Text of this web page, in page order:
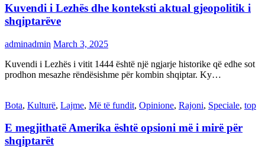
Kuvendi i Lezhës dhe konteksti aktual gjeopolitik i
shqiptarëve
adminadmin March 3, 2025
Kuvendi i Lezhës i vitit 1444 është një ngjarje historike që edhe sot
prodhon mesazhe rëndësishme për kombin shqiptar. Ky…
Bota, Kulturë, Lajme, Më të fundit, Opinione, Rajoni, Speciale, top
E megjithatë Amerika është opsioni më i mirë për
shqiptarët